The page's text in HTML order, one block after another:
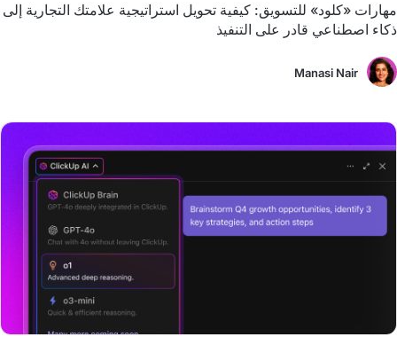
مهارات «كلود» للتسويق: كيفية تحويل استراتيجية علامتك التجارية إلى
ذكاء اصطناعي قادر على التنفيذ
Manasi Nair